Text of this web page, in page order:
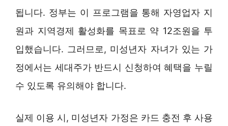
됩니다. 정부는 이 프로그램을 통해 자영업자 지
원과 지역경제 활성화를 목표로 약 12조원을 투
입했습니다. 그러므로, 미성년자 자녀가 있는 가
정에서는 세대주가 반드시 신청하여 혜택을 누릴
수 있도록 유의해야 합니다.
실제 이용 시, 미성년자 가정은 카드 충전 후 사용